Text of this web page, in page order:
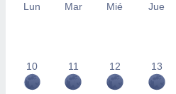
Lun Mar Mié Jue
10 11 12 13